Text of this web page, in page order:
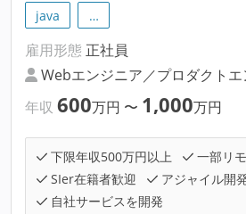
java
…
雇用形態 正社員
Webエンジニア／プロダクトエ
年収 600万円 〜 1,000万円
下限年収500万円以上
一部リ
SIer在籍者歓迎
アジャイル開
自社サービスを開発